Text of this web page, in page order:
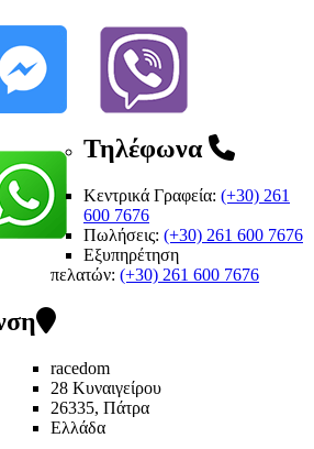
Τηλέφωνα
Κεντρικά Γραφεία: (+30) 261
600 7676
Πωλήσεις: (+30) 261 600 7676
Εξυπηρέτηση
πελατών: (+30) 261 600 7676
racedom
28 Κυναιγείρου
26335, Πάτρα
Ελλάδα